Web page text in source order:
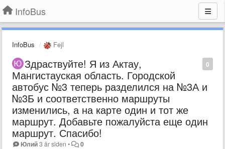
InfoBus
InfoBus Fejl
0
Здраствуйте! Я из Актау,
Мангистауская область. Городской
автобус №3 теперь разделился на №3А и
№3Б и соответственно маршруты
изменились, а на карте один и тот же
маршрут. Добавьте пожалуйста еще один
маршрут. Спасибо!
Юлий3 år siden • 0